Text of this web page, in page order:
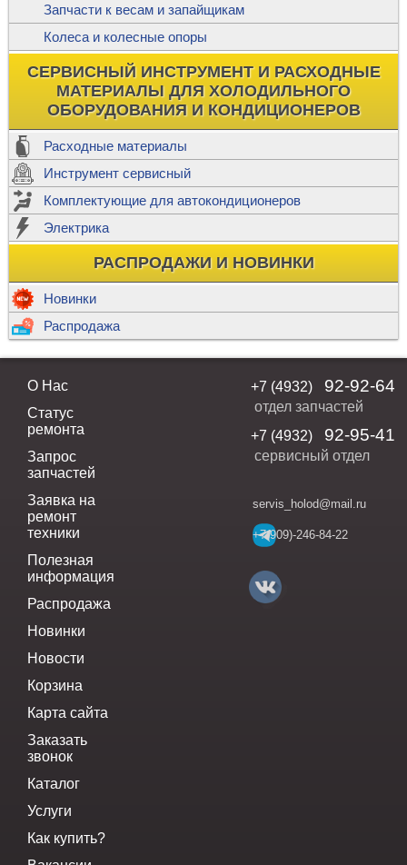
Запчасти к весам и запайщикам
Колеса и колесные опоры
СЕРВИСНЫЙ ИНСТРУМЕНТ И РАСХОДНЫЕ
МАТЕРИАЛЫ ДЛЯ ХОЛОДИЛЬНОГО
ОБОРУДОВАНИЯ И КОНДИЦИОНЕРОВ
Расходные материалы
Инструмент сервисный
Комплектующие для автокондиционеров
Электрика
РАСПРОДАЖИ И НОВИНКИ
Новинки
Распродажа
О Нас
Статус
ремонта
Запрос
запчастей
Заявка на
ремонт
техники
Полезная
информация
Распродажа
Новинки
Новости
Корзина
Карта сайта
Заказать
звонок
Каталог
Услуги
Как купить?
+7 (4932) 92-92-64
отдел запчастей
+7 (4932)
92-95-41
сервисный отдел
servis_holod@mail.ru
+7(909)-246-84-22